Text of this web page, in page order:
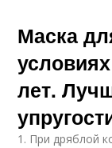
Маска
лет.
1. При дряблой